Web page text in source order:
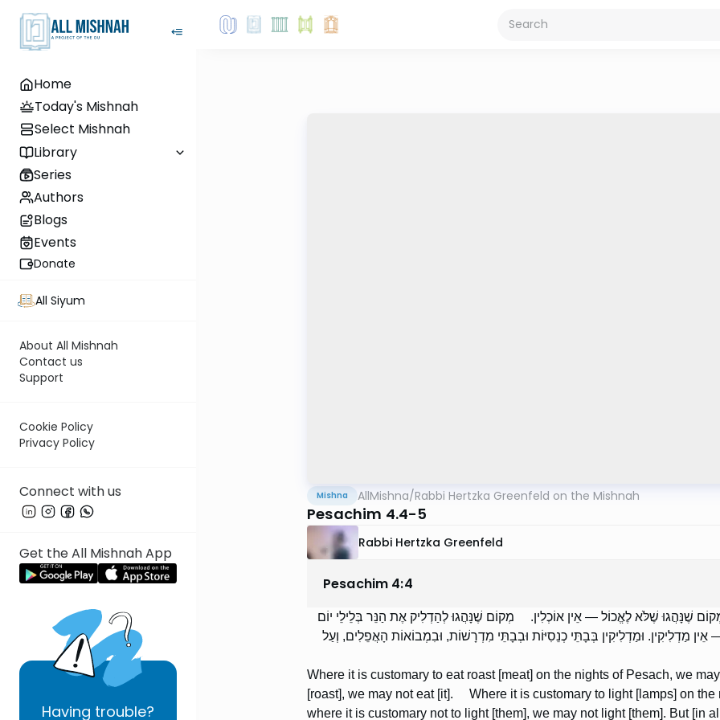
Home
Today's Mishnah
Select Mishnah
Library
Series
Authors
Blogs
Events
Donate
All Siyum
About All Mishnah
Contact us
Support
Cookie Policy
Privacy Policy
Connect with us
Get the All Mishnah App
Having trouble?
Mishna AllMishna/Rabbi Hertzka Greenfeld on the Mishnah
Pesachim 4.4-5
Rabbi Hertzka Greenfeld
Pesachim 4:4
שֶׁנָּהֲגוּ שֶׁלֹּא לֶאֱכוֹל — אֵין אוֹכְלִין. מְקוֹם שֶׁנָּהֲגוּ לְהַדְלִיק אֶת הַנֵּר בְּלֵילֵי יוֹם
מַדְלִיקִין. וּמַדְלִיקִין בְּבָתֵּי כְנֵסִיּוֹת וּבְבָתֵּי מִדְרָשׁוֹת, וּבִמְבוֹאוֹת הָאֲפֵלִים, וְעַל
Where it is customary to eat roast [meat] on the nights of Pesach, we
[roast], we may not eat [it]. Where it is customary to light [lamps] on the
where it is customary not to light [them], we may not light [them]. But [in